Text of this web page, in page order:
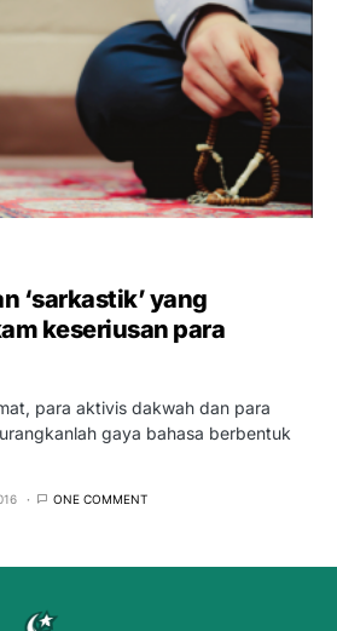
‘sarkastik’ yang
keseriusan para
para aktivis dakwah dan para
gaya bahasa berbentuk
ONE COMMENT